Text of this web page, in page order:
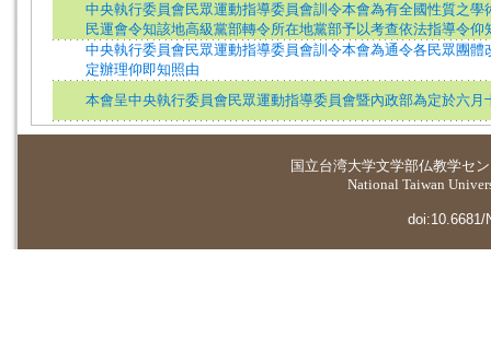
中央執行委員會民眾運動指導委員會訓令本會為有全國性質之
民運會令知該地高級黨部轉令所在地黨部予以考查依法指導令仰
中央執行委員會民眾運動指導委員會訓令本會為通令各民眾團
定辦理仰即知照由
本會呈中央執行委員會民眾運動指導委員會暨內政部為定於六
国立台湾大学文学部仏教学セ
National Taiwan
doi:10.6681/